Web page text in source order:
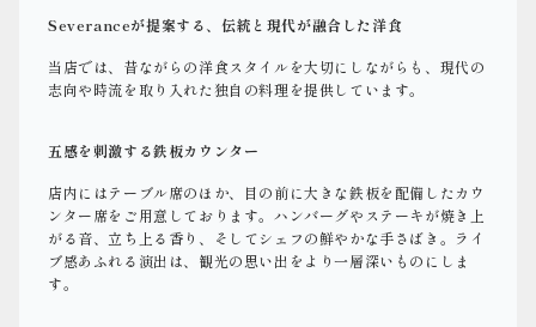
Severanceが提案する、伝統と現代が融合した洋食
当店では、昔ながらの洋食スタイルを大切にしながらも、現代の
志向や時流を取り入れた独自の料理を提供しています。
五感を刺激する鉄板カウンター
店内にはテーブル席のほか、目の前に大きな鉄板を配備したカウ
ンター席をご用意しております。ハンバーグやステーキが焼き上
がる音、立ち上る香り、そしてシェフの鮮やかな手さばき。ライ
ブ感あふれる演出は、観光の思い出をより一層深いものにしま
す。